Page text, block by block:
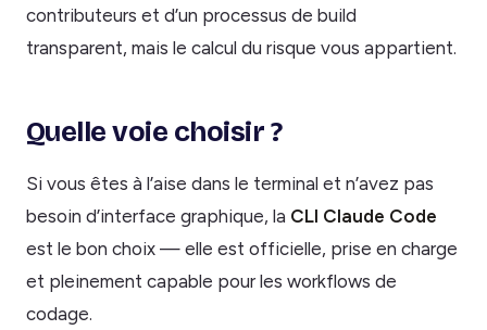
contributeurs et d’un processus de build
transparent, mais le calcul du risque vous appartient.
Quelle voie choisir ?
Si vous êtes à l’aise dans le terminal et n’avez pas
besoin d’interface graphique, la CLI Claude Code
est le bon choix — elle est officielle, prise en charge
et pleinement capable pour les workflows de
codage.